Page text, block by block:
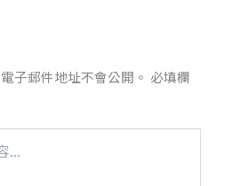
子郵件地址不會公開。 必填欄